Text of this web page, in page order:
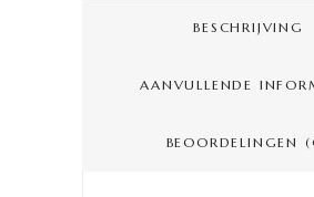
BESCHRIJVING
AANVULLENDE
BEOORDELINGEN